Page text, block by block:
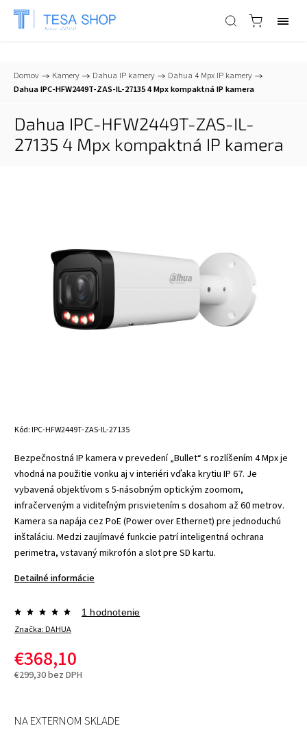
📞+421 903 553 805 info@tesa-systems.sk
Domov / Kamery / Dahua IP kamery / Dahua 4 Mpx IP kamery /
Dahua IPC-HFW2449T-ZAS-IL-27135 4 Mpx kompaktná IP kamera
Dahua IPC-HFW2449T-ZAS-IL-
27135 4 Mpx kompaktná IP kamera
Kód:IPC-HFW2449T-ZAS-IL-27135
Bezpečnostná IP kamera v prevedení „Bullet“ s rozlíšením 4 Mpx je
vhodná na použitie vonku aj v interiéri vďaka krytiu IP 67. Je
vybavená objektívom s 5-násobným optickým zoomom,
infračerveným a viditeľným prisvietením s dosahom až 60 metrov.
Kamera sa napája cez PoE (Power over Ethernet) pre jednoduchú
inštaláciu. Medzi zaujímavé funkcie patrí inteligentná ochrana
perimetra, vstavaný mikrofón a slot pre SD kartu.
Detailné informácie
Značka:DAHUA
1 hodnotenie
€368,10
€299,30 bez DPH
NA EXTERNOM SKLADE